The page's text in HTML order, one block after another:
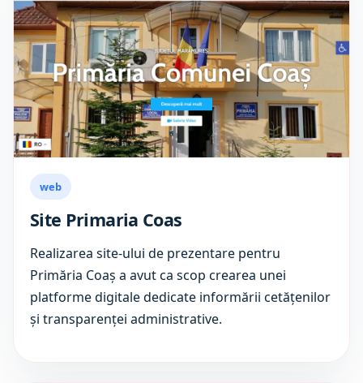
web
Site Primaria Coas
Realizarea site-ului de prezentare pentru
Primăria Coaș a avut ca scop crearea unei
platforme digitale dedicate informării cetățenilor
și transparenței administrative.